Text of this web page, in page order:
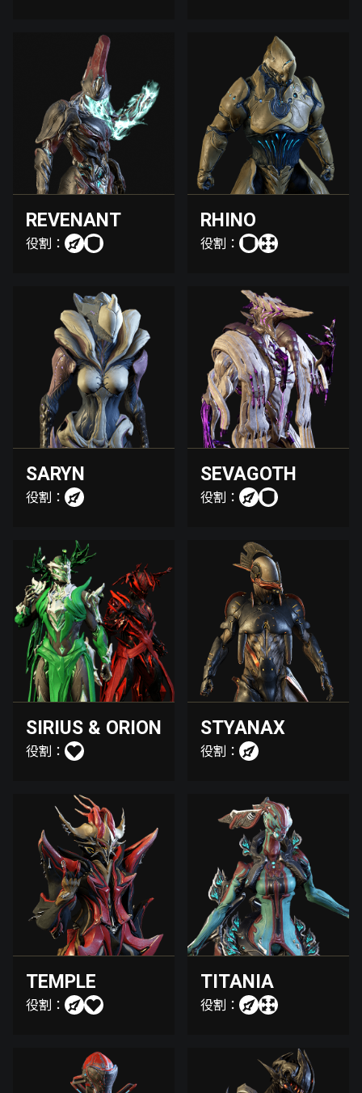
REVENANT
役割：
RHINO
役割：
SARYN
役割：
SEVAGOTH
役割：
SIRIUS & ORION
役割：
STYANAX
役割：
TEMPLE
役割：
TITANIA
役割：